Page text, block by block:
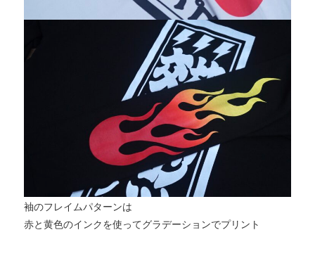
袖のフレイムパターンは
赤と黄色のインクを使ってグラデーションでプリント